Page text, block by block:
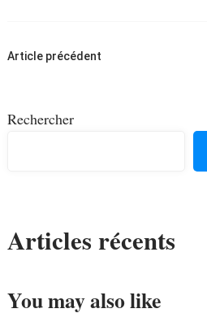
Navigation
Article précédent
Rechercher
Articles récents
You may also like